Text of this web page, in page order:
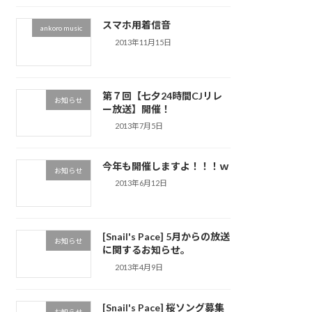
ankoro music スマホ用着信音
2013年11月15日
お知らせ
第７回【七夕24時間CJリレ
ー放送】開催！
2013年7月5日
お知らせ 今年も開催しますよ！！！ｗ
2013年6月12日
お知らせ
[Snail's Pace] 5月からの放送
に関するお知らせ。
2013年4月9日
[Snail's Pace] 桜ソング募集